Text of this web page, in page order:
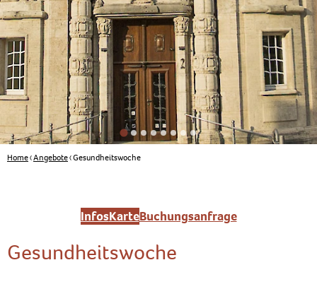
Home Angebote Gesundheitswoche
InfosKarteBuchungsanfrage
Gesundheitswoche